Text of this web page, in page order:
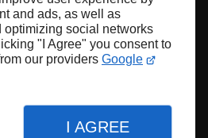
and ads, as well as
optimizing social networks
"I Agree" you consent to
our providers Google
I AGREE
de page